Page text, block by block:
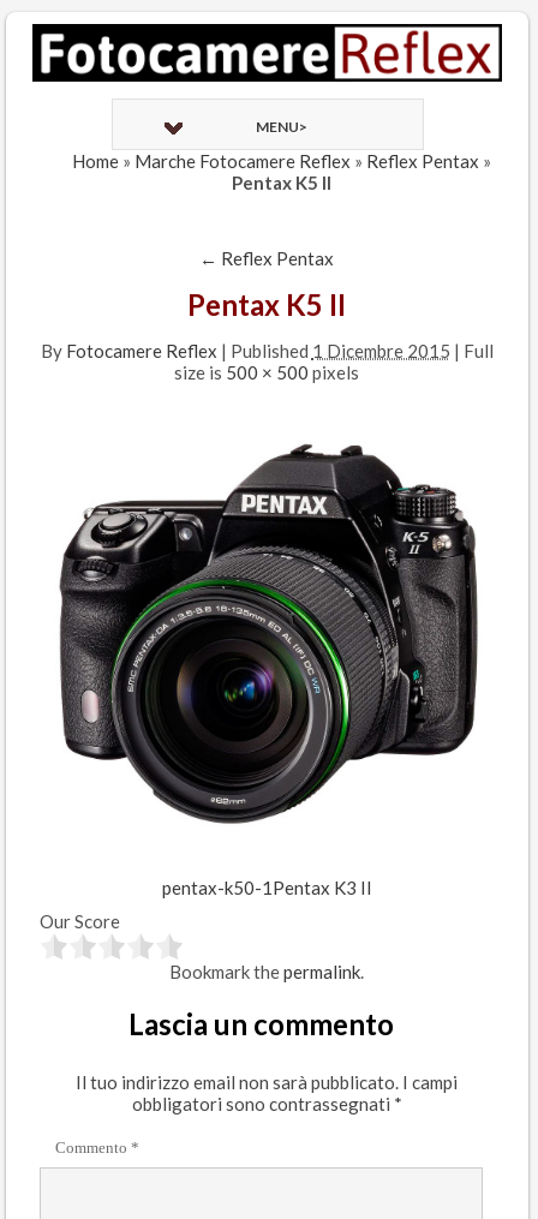
MENU>
Home» Marche Fotocamere Reflex » Reflex Pentax »
Pentax K5 II
← Reflex Pentax
Pentax K5 II
By Fotocamere Reflex | Published 1 Dicembre 2015 | Full
size is 500 × 500 pixels
pentax-k50-1Pentax K3 II
Our Score
Bookmark thepermalink.
Lascia un commento
Il tuo indirizzo email non sarà pubblicato. I campi
obbligatori sono contrassegnati *
Commento *